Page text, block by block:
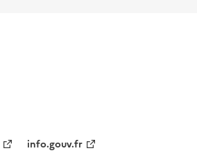
info.gouv.fr